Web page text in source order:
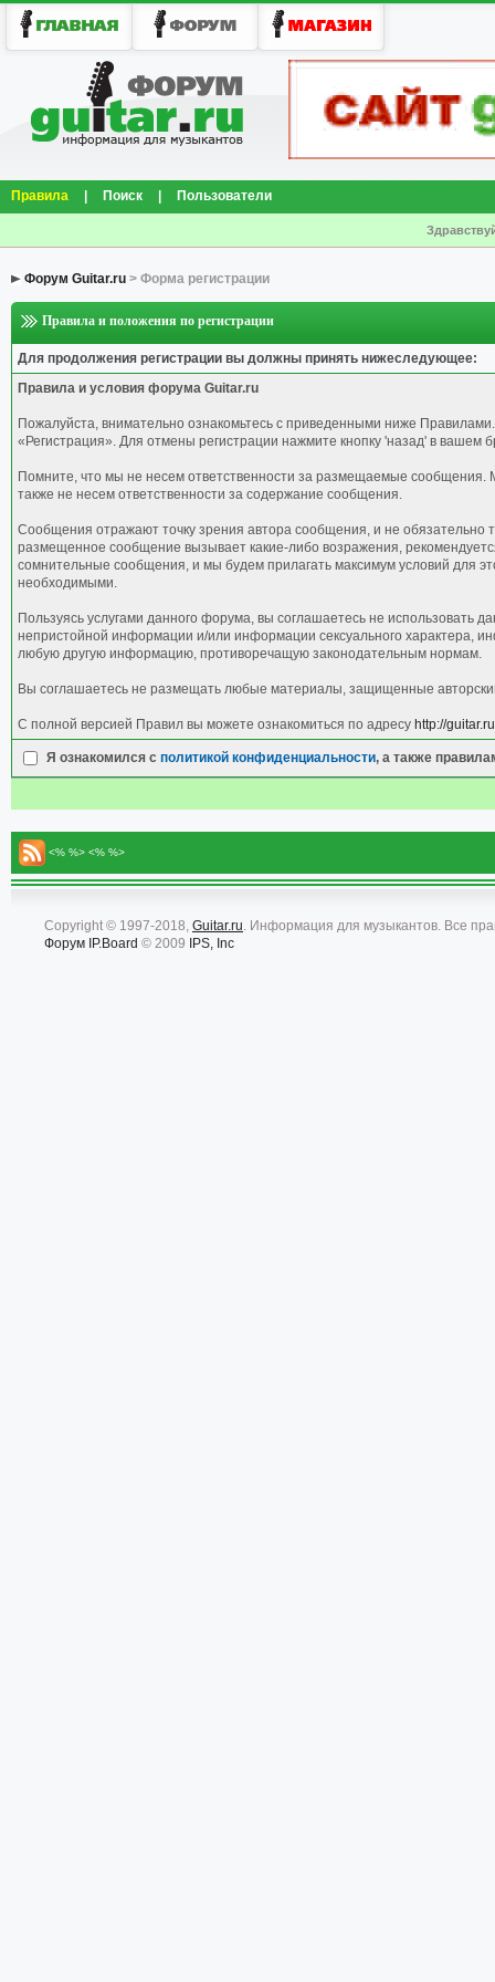
Правила Поиск Пользователи
Форум Guitar.ru > Форма регистрации
Правила и положения по регистрации
Для продолжения регистрации вы должны принять нижеследующее:
Правила и условия форума Guitar.ru
Пожалуйста, внимательно ознакомьтесь с приведенными ниже
«Регистрация». Для отмены регистрации нажмите кнопку 'назад' в вашем
Помните, что мы не несем ответственности за размещаемые
также не несем ответственности за содержание сообщения.
Сообщения отражают точку зрения автора сообщения, и не обязательно
размещенное сообщение вызывает какие-либо возражения,
сомнительные сообщения, и мы будем прилагать максимум условий для
необходимыми.
Пользуясь услугами данного форума, вы соглашаетесь не
непристойной информации и/или информации сексуального характера,
любую другую информацию, противоречащую законодательным нормам.
Вы соглашаетесь не размещать любые материалы, защищенные
С полной версией Правил вы можете ознакомиться по адресу http://
Я ознакомился с политикой конфиденциальности, а также
<% %> <% %>
Copyright © 1997-2018, Guitar.ru. Информация для музыкантов. Все
Форум IP.Board © 2009 IPS, Inc